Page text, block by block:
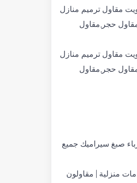
مقاول ترميم منازل
حجر,مقاول
مقاول ترميم منازل
حجر,مقاول
صبغ سيراميك جميع
منزلية | مقاولون